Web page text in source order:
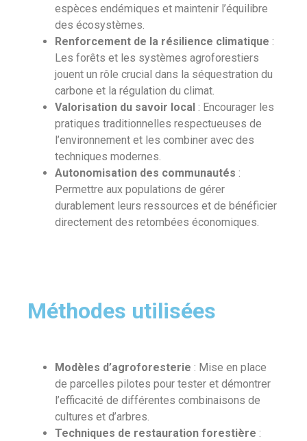
espèces endémiques et maintenir l’équilibre
des écosystèmes.
Renforcement de la résilience climatique :
Les forêts et les systèmes agroforestiers
jouent un rôle crucial dans la séquestration du
carbone et la régulation du climat.
Valorisation du savoir local : Encourager les
pratiques traditionnelles respectueuses de
l’environnement et les combiner avec des
techniques modernes.
Autonomisation des communautés :
Permettre aux populations de gérer
durablement leurs ressources et de bénéficier
directement des retombées économiques.
Méthodes utilisées
Modèles d’agroforesterie : Mise en place
de parcelles pilotes pour tester et démontrer
l’efficacité de différentes combinaisons de
cultures et d’arbres.
Techniques de restauration forestière :